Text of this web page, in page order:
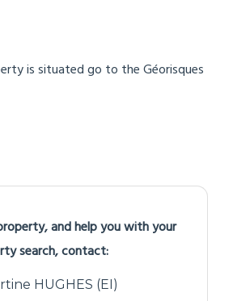
is situated go to the Géorisques